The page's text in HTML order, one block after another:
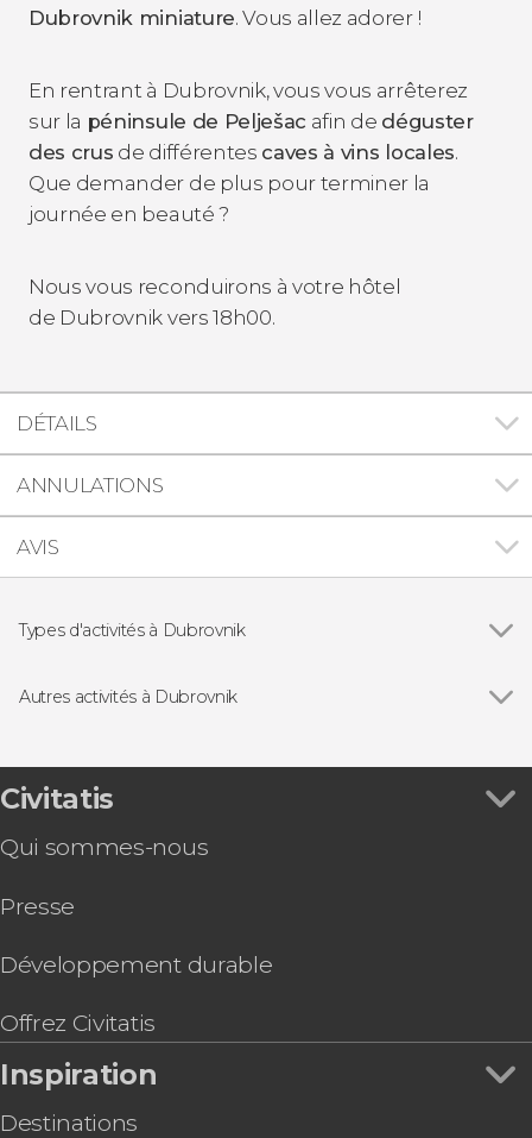
Dubrovnik miniature. Vous allez adorer !
En rentrant à Dubrovnik, vous vous arrêterez
sur la péninsule de Pelješac afin de déguster
des crus de différentes caves à vins locales.
Que demander de plus pour terminer la
journée en beauté ?
Nous vous reconduirons à votre hôtel
de Dubrovnik vers 18h00.
DÉTAILS
ANNULATIONS
AVIS
Types d'activités à Dubrovnik
Excursions d'une journée
Autres activités à Dubrovnik
décapotable
Free tour dans Dubrovnik
Civitatis
Qui sommes-nous
Presse
Développement durable
Offrez Civitatis
Inspiration
Destinations